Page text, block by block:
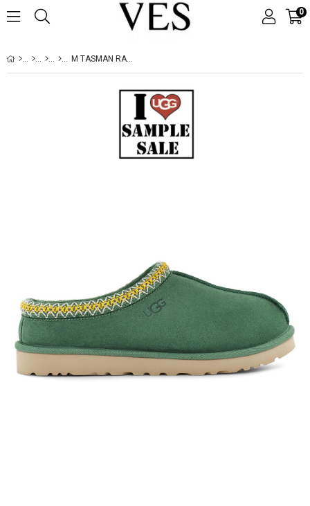
0
M TASMAN RAINFOREST 5950